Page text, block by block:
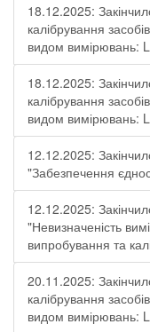
18.12.2025:
калібрування
видом вимірювань:
18.12.2025:
калібрування
видом вимірювань:
12.12.2025:
"Забезпечення
12.12.2025:
"Невизначеність
випробування та
20.11.2025:
калібрування
видом вимірювань: